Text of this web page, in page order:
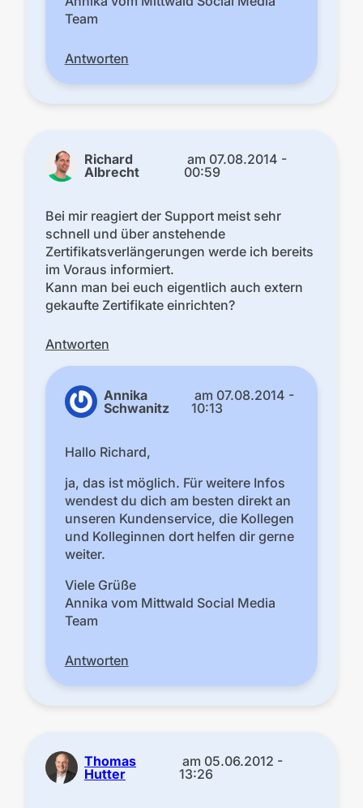
Team
Antworten
Richard
Albrecht
am 07.08.2014 -
00:59
Bei mir reagiert der Support meist sehr
schnell und über anstehende
Zertifikatsverlängerungen werde ich bereits
im Voraus informiert.
Kann man bei euch eigentlich auch extern
gekaufte Zertifikate einrichten?
Antworten
Annika
Schwanitz
am 07.08.2014 -
10:13
Hallo Richard,
ja, das ist möglich. Für weitere Infos
wendest du dich am besten direkt an
unseren Kundenservice, die Kollegen
und Kolleginnen dort helfen dir gerne
weiter.
Viele Grüße
Annika vom Mittwald Social Media
Team
Antworten
Thomas
Hutter
am 05.06.2012 -
13:26